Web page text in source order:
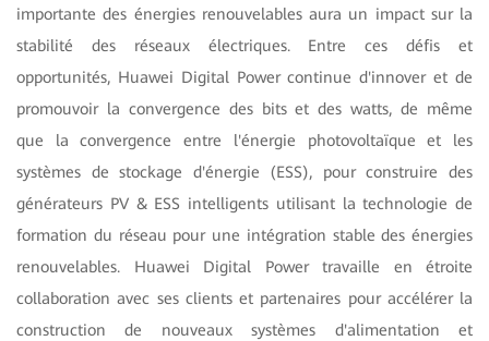
importante des énergies renouvelables aura un impact sur la
stabilité des réseaux électriques. Entre ces défis et
opportunités, Huawei Digital Power continue d'innover et de
promouvoir la convergence des bits et des watts, de même
que la convergence entre l'énergie photovoltaïque et les
systèmes de stockage d'énergie (ESS), pour construire des
générateurs PV & ESS intelligents utilisant la technologie de
formation du réseau pour une intégration stable des énergies
renouvelables. Huawei Digital Power travaille en étroite
collaboration avec ses clients et partenaires pour accélérer la
construction de nouveaux systèmes d'alimentation et